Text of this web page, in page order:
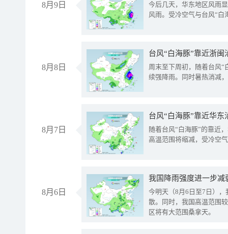
8月9日
今后几天，华东地区风雨
风雨。受冷空气与台风“白
8月8日
台风“白海豚”靠近浙
周末至下周初，随着台风“
续强降雨。同时暑热消减
8月7日
台风“白海豚”靠近华
随着台风“白海豚”的靠近
高温范围将缩减，受冷空
8月6日
今明天（8月6日至7日）
散。同时，我国高温范围
区将有大范围桑拿天。